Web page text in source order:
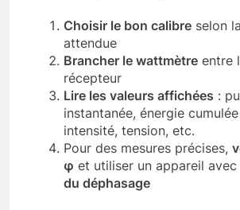
Choisir le bon calibre selon
attendue
Brancher le wattmètre entre
récepteur
Lire les valeurs affichées :
instantanée, énergie
intensité, tension, etc.
Pour des mesures précises,
φ et utiliser un appareil avec
du déphasage